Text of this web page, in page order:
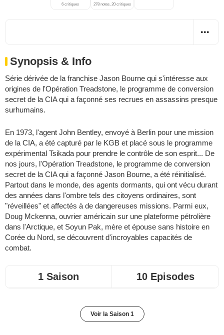
6 critiques 278 notes, 20 critiques
Synopsis & Info
Série dérivée de la franchise Jason Bourne qui s'intéresse aux
origines de l'Opération Treadstone, le programme de conversion
secret de la CIA qui a façonné ses recrues en assassins presque
surhumains.
En 1973, l'agent John Bentley, envoyé à Berlin pour une mission
de la CIA, a été capturé par le KGB et placé sous le programme
expérimental Tsikada pour prendre le contrôle de son esprit... De
nos jours, l'Opération Treadstone, le programme de conversion
secret de la CIA qui a façonné Jason Bourne, a été réinitialisé.
Partout dans le monde, des agents dormants, qui ont vécu durant
des années dans l'ombre tels des citoyens ordinaires, sont
"réveillées" et affectés à de dangereuses missions. Parmi eux,
Doug Mckenna, ouvrier américain sur une plateforme pétrolière
dans l'Arctique, et Soyun Pak, mère et épouse sans histoire en
Corée du Nord, se découvrent d'incroyables capacités de
combat.
1 Saison 10 Episodes
Voir la Saison 1